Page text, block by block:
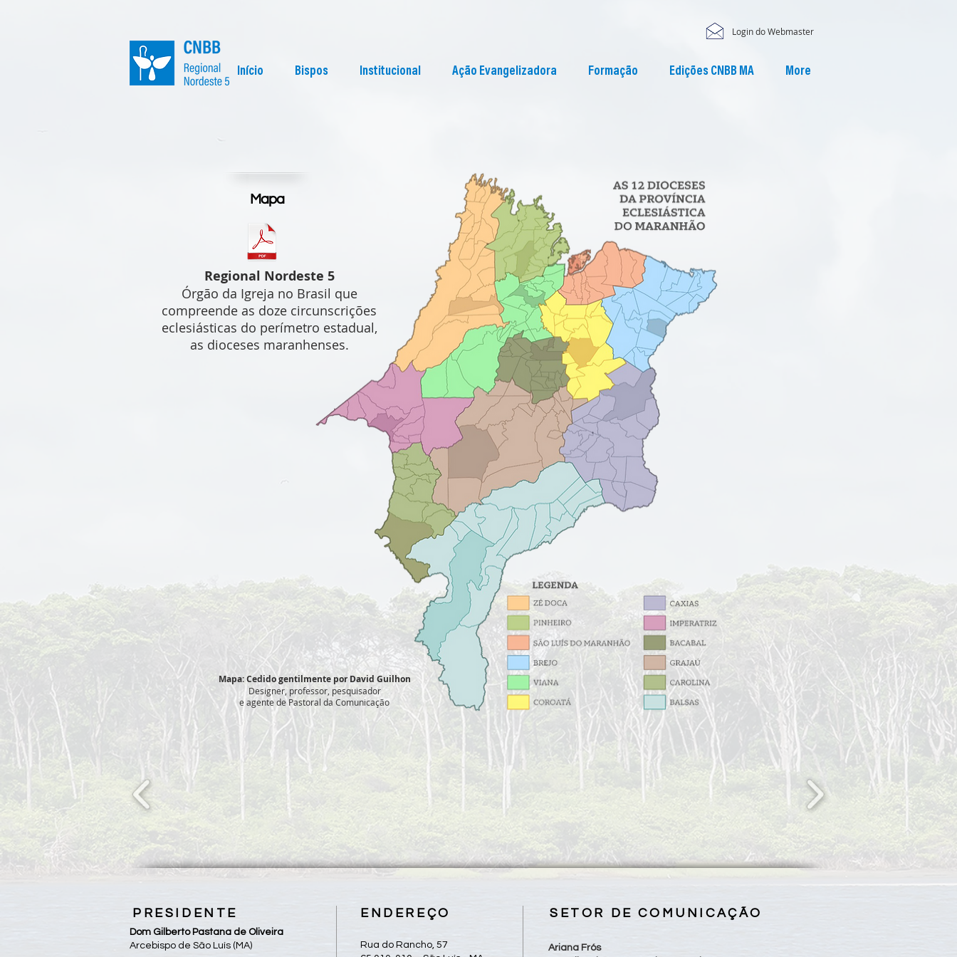
Login do Webmaster
Início Bispos Institucional Ação Evangelizadora Formação Edições CNBB MA More
Mapa
Regional Nordeste 5
Órgão da Igreja no Brasil que
compreende as doze circunscrições
eclesiásticas do perímetro estadual,
as dioceses maranhenses.
Mapa: Cedido gentilmente por David Guilhon
Designer, professor, pesquisador
e agente de Pastoral da Comunicação
PRESIDENTE
Dom Gilberto Pastana de Oliveira
Arcebispo de São Luís (MA)
ENDEREÇO
Rua do Rancho, 57
SETOR DE COMUNICAÇÃO
Ariana Frós